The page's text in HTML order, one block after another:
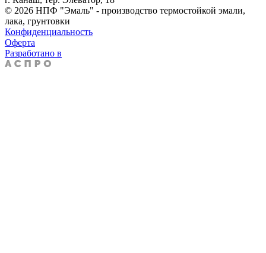
© 2026 НПФ "Эмаль" - производство термостойкой эмали,
лака, грунтовки
Конфиденциальность
Оферта
Разработано в